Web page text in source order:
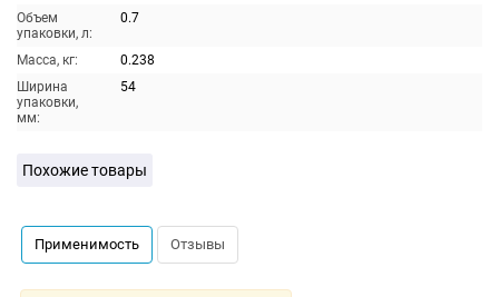
Объем
упаковки, л:
0.7
Масса, кг:
0.238
Ширина
упаковки,
мм:
54
Похожие товары
Применимость Отзывы